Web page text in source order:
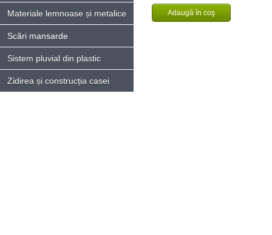
Materiale lemnoase și metalice
Scări mansarde
Sistem pluvial din plastic
Zidirea și construcția casei